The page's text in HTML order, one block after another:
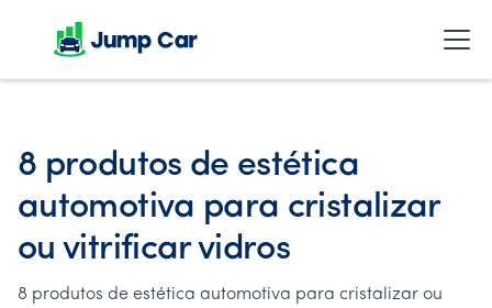
8 produtos de estética
automotiva para cristalizar
ou vitrificar vidros
8 produtos de estética automotiva para cristalizar ou